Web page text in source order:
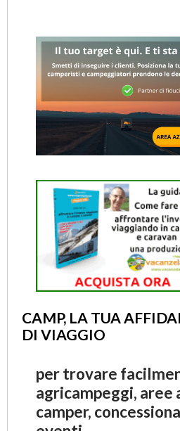
CAMP, LA TUA
DI VIAGGIO
per trovare
agricampeggi,
camper,